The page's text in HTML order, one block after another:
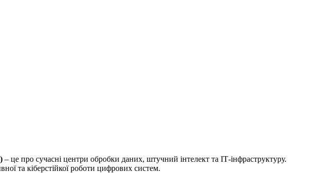
– це про сучасні центри обробки даних, штучний інтелект та ІТ-інфраструктуру.
та кіберстійкої роботи цифрових систем.